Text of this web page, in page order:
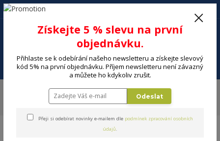
Menu
+420 602 494 600
Kapsle Nescafé Dolce Gusto NESTLE DOLCE G.
Získejte 5 % slevu na první
objednávku.
Přihlaste se k odebírání našeho newsletteru a získejte slevový
kód 5% na první objednávku. Příjem newsletteru není závazný
a můžete ho kdykoliv zrušit.
Odeslat
Přeji si odebírat novinky e-mailem dle podmínek zpracování osobních
údajů.